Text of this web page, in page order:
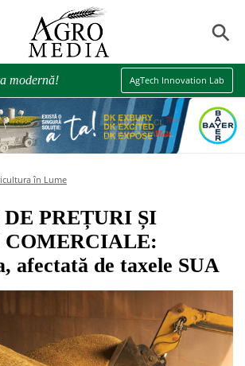
⚲
modernă! AgTech Innovation Lab
în Lume
DE PREȚURI ȘI
COMERCIALE:
afectată de taxele SUA